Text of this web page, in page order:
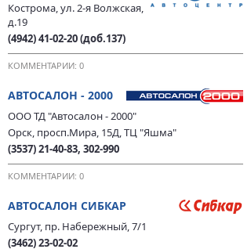
Кострома, ул. 2-я Волжская,
д.19
(4942) 41-02-20 (доб.137)
КОММЕНТАРИИ: 0
АВТОСАЛОН - 2000
ООО ТД "Автосалон - 2000"
Орск, просп.Мира, 15Д, ТЦ "Яшма"
(3537) 21-40-83, 302-990
КОММЕНТАРИИ: 0
АВТОСАЛОН СИБКАР
Сургут, пр. Набережный, 7/1
(3462) 23-02-02